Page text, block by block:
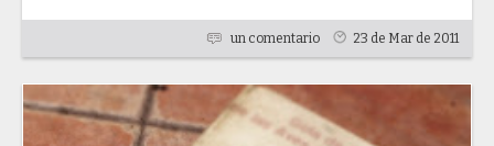
un comentario 23 de Mar de 2011